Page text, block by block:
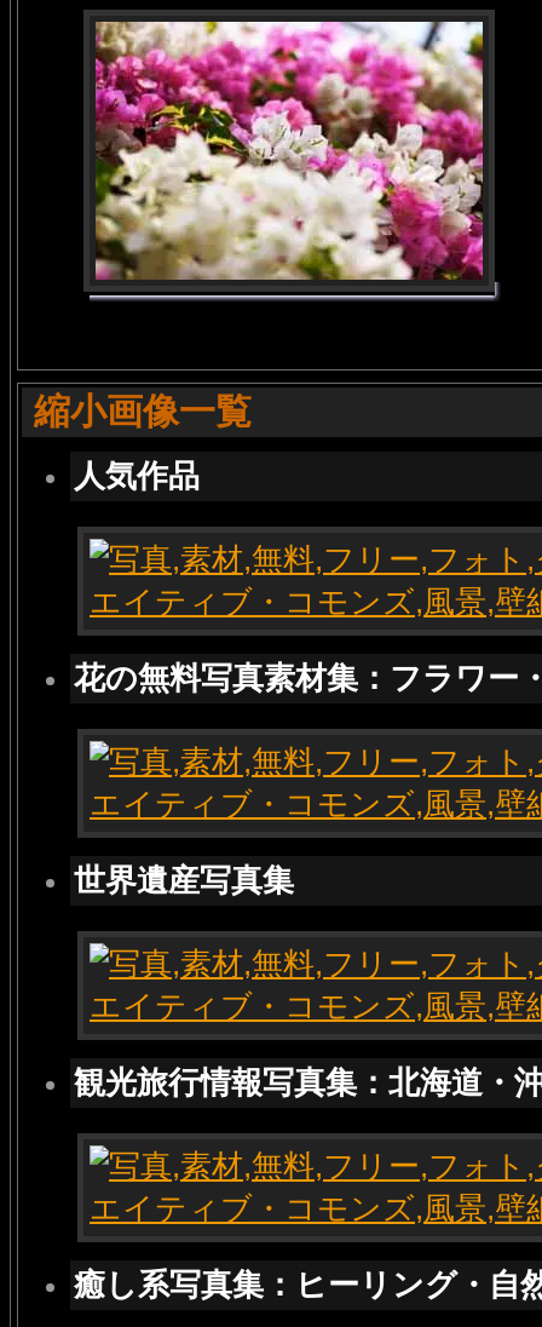
縮小画像一覧
人気作品
花の無料写真素材集：フラワー
世界遺産写真集
観光旅行情報写真集：北海道・
癒し系写真集：ヒーリング・自